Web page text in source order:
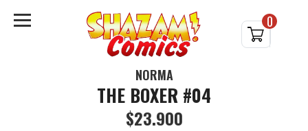
0
NORMA
THE BOXER #04
$23.900